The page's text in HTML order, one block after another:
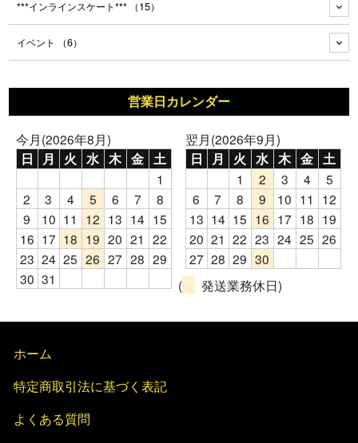
***インラインスケート*** （15）
イベント （6）
営業日カレンダー
今月(2026年8月)
日 月 火 水 木 金 土
1
2
3 4 5 6 7
8
9
10 11 12 13 14 15
16 17 18 19 20 21 22
23 24 25 26 27 28 29
30 31
翌月(2026年9月)
日 月 火 水 木 金 土
1 2 3 4
5
6
7 8 9 10 11
12
13 14 15 16 17 18 19
20 21 22 23 24 25 26
27 28 29 30
(
発送業務休日)
ホーム
特定商取引法に基づく表記
よくある質問